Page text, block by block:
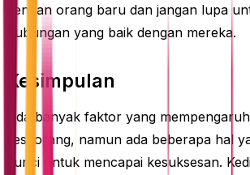
dengan orang baru dan jangan lupa
hubungan yang baik dengan mereka.
Kesimpulan
Ada banyak faktor yang
seseorang, namun ada beberapa hal
kunci untuk mencapai kesuksesan.